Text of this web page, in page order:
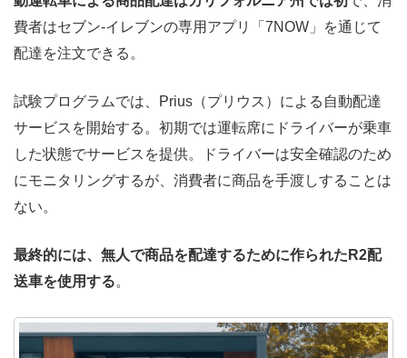
費者はセブン-イレブンの専用アプリ「7NOW」を通じて
配達を注文できる。
試験プログラムでは、Prius（プリウス）による自動配達
サービスを開始する。初期では運転席にドライバーが乗車
した状態でサービスを提供。ドライバーは安全確認のため
にモニタリングするが、消費者に商品を手渡しすることは
ない。
最終的には、無人で商品を配達するために作られたR2配
送車を使用する。